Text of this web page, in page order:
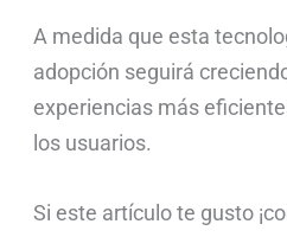
A medida que esta
adopción seguirá
experiencias más
los usuarios.
Si este artículo te gusto